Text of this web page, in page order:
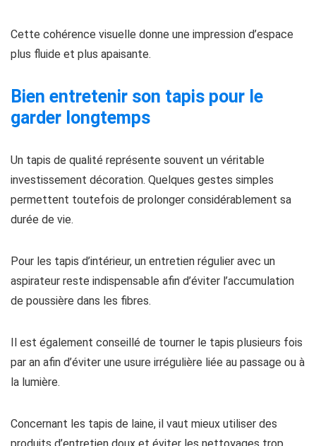
Cette cohérence visuelle donne une impression d’espace
plus fluide et plus apaisante.
Bien entretenir son tapis pour le
garder longtemps
Un tapis de qualité représente souvent un véritable
investissement décoration. Quelques gestes simples
permettent toutefois de prolonger considérablement sa
durée de vie.
Pour les tapis d’intérieur, un entretien régulier avec un
aspirateur reste indispensable afin d’éviter l’accumulation
de poussière dans les fibres.
Il est également conseillé de tourner le tapis plusieurs fois
par an afin d’éviter une usure irrégulière liée au passage ou à
la lumière.
Concernant les tapis de laine, il vaut mieux utiliser des
produits d’entretien doux et éviter les nettoyages trop